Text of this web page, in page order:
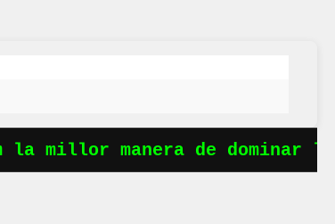
la millor manera de dominar